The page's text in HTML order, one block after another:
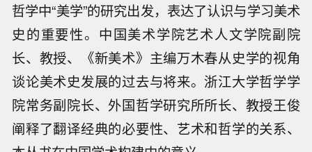
哲学中“美学”的研究出发，表达了认识与学习美术
史的重要性。中国美术学院艺术人文学院副院
长、教授、《新美术》主编万木春从史学的视角
谈论美术史发展的过去与将来。浙江大学哲学学
院常务副院长、外国哲学研究所所长、教授王俊
阐释了翻译经典的必要性、艺术和哲学的关系、